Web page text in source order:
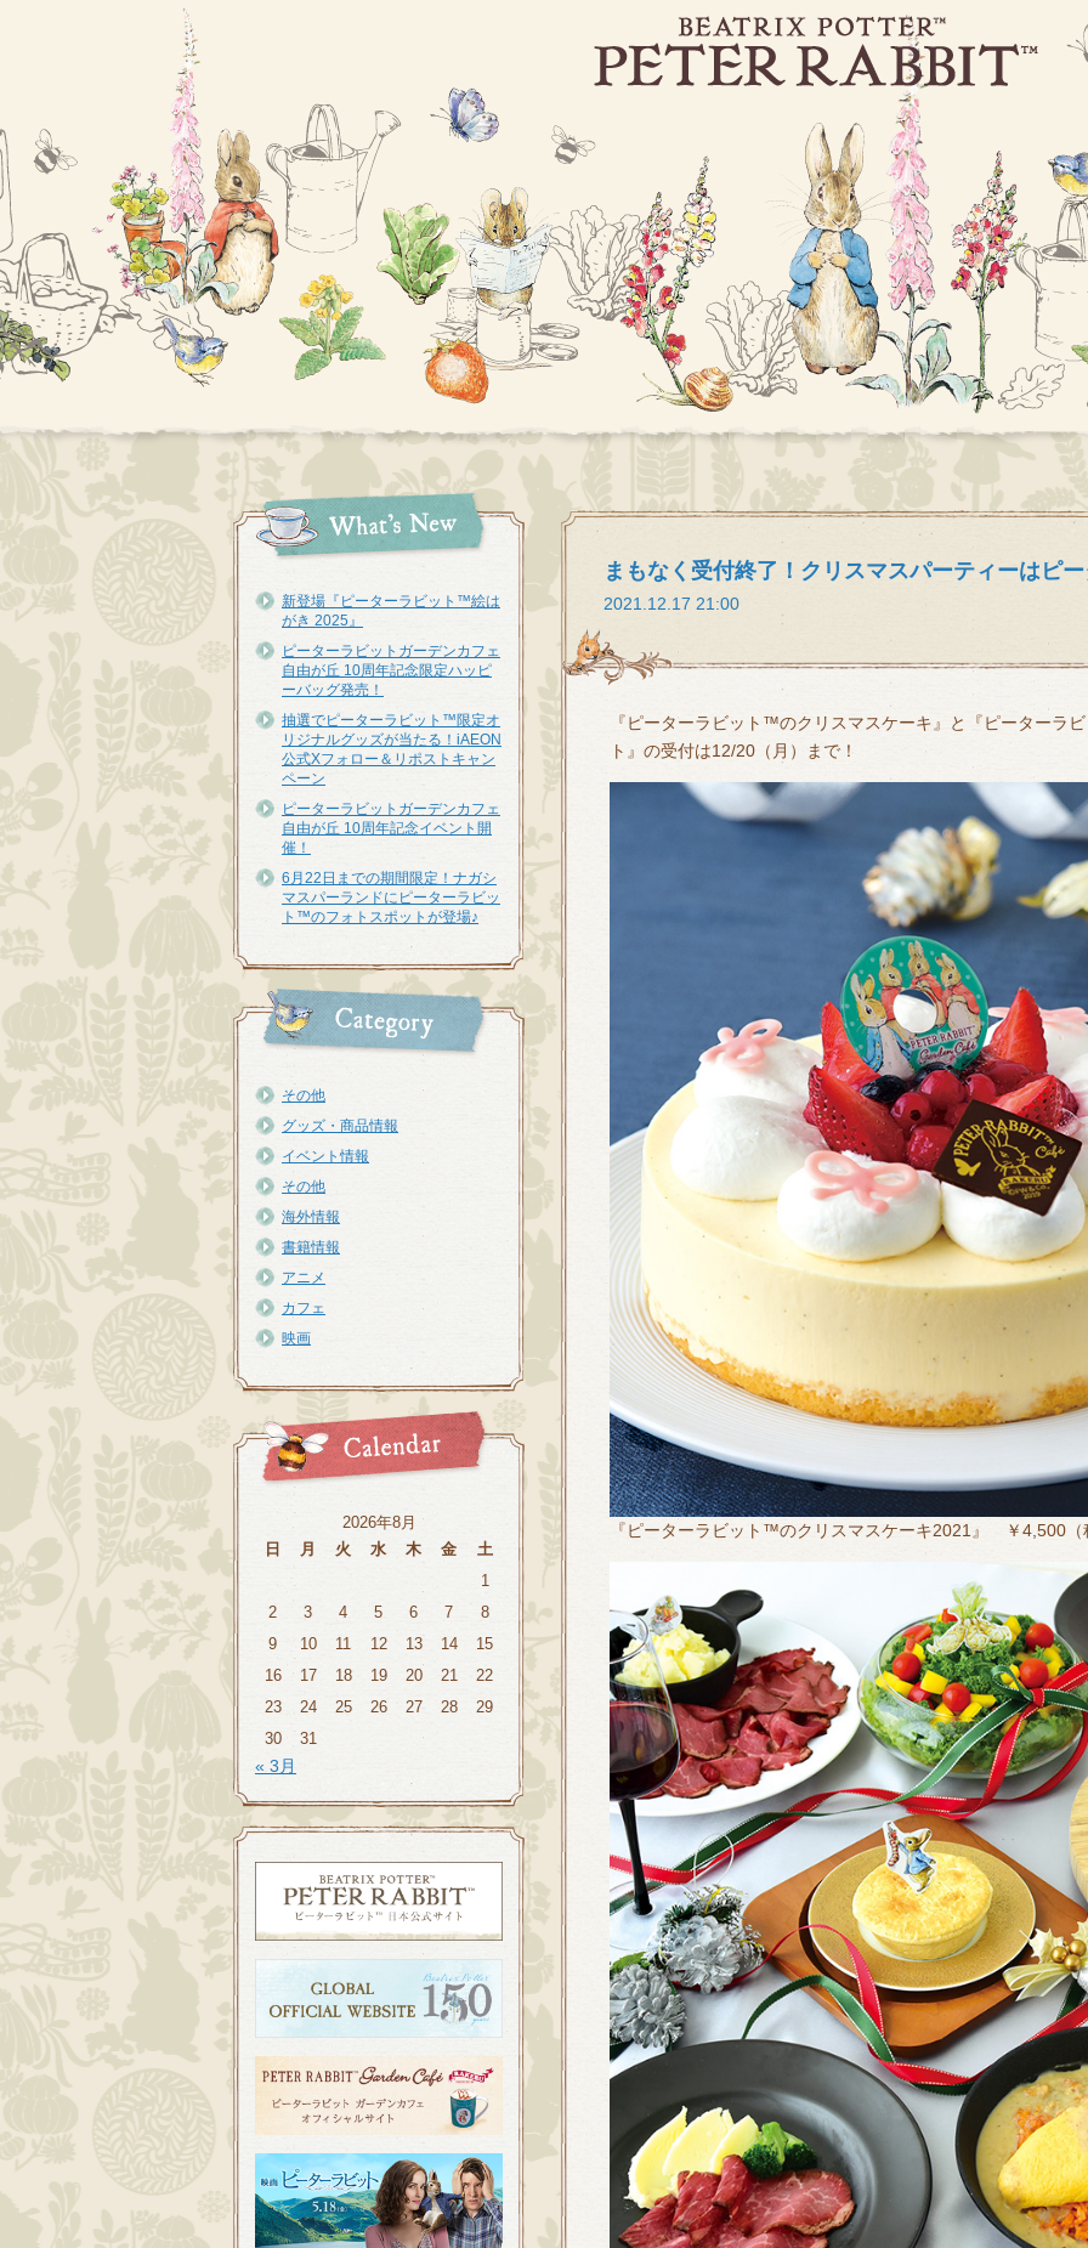
新登場『ピーターラビット™︎絵は
がき 2025』
ピーターラビットガーデンカフェ
自由が丘 10周年記念限定ハッピ
ーバッグ発売！
抽選でピーターラビット™限定オ
リジナルグッズが当たる！iAEON
公式Xフォロー＆リポストキャン
ペーン
ピーターラビットガーデンカフェ
自由が丘 10周年記念イベント開
催！
6月22日までの期間限定！ナガシ
マスパーランドにピーターラビッ
ト™のフォトスポットが登場♪
その他
グッズ・商品情報
イベント情報
その他
海外情報
書籍情報
アニメ
カフェ
映画
2026年8月
日
月 火 水 木 金
土
1
2
3 4 5 6 7
8
9
10 11 12 13 14
15
16
17 18 19 20 21
22
23
24 25 26 27 28
29
30
31
« 3月
まもなく受付終了！クリスマスパーティーはピ
2021.12.17 21:00
『ピーターラビット™のクリスマスケーキ』と『ピーターラ
ト』の受付は12/20（月）まで！
『ピーターラビット™のクリスマスケーキ2021』 ￥4,500（